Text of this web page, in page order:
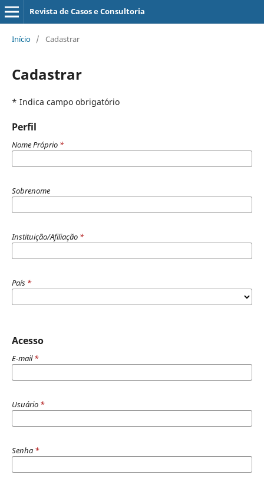
Revista de Casos e Consultoria
Início / Cadastrar
Cadastrar
* Indica campo obrigatório
Perfil
Nome Próprio *
Sobrenome
Instituição/Afiliação *
País *
Acesso
E-mail*
Usuário *
Senha *